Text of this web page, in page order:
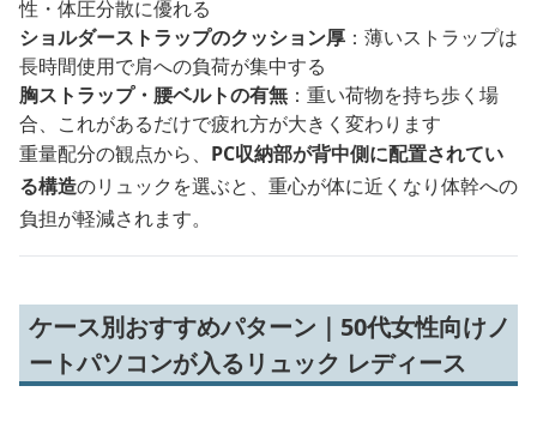
性・体圧分散に優れる
ショルダーストラップのクッション厚 ：薄いストラップは
長時間使用で肩への負荷が集中する
胸ストラップ・腰ベルトの有無 ：重い荷物を持ち歩く場
合、これがあるだけで疲れ方が大きく変わります
重量配分の観点から、 PC収納部が背中側に配置されてい
る構造のリュックを選ぶと、重心が体に近くなり体幹への
負担が軽減されます。
ケース別おすすめパターン｜50代女性向けノ
ートパソコンが入るリュック レディース